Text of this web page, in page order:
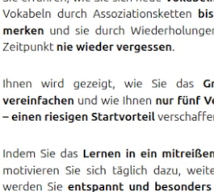
Fortgeschrittene
Methode ✔
auf PC +